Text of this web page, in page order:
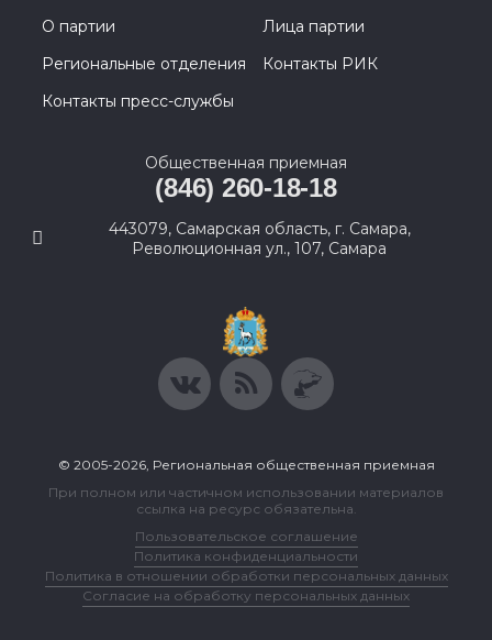
О партии
Лица партии
Региональные отделения
Контакты РИК
Контакты пресс-службы
Общественная приемная
(846) 260-18-18
443079, Самарская область, г. Самара,
Революционная ул., 107, Самара
© 2005-2026, Региональная общественная приемная
При полном или частичном использовании материалов
ссылка на ресурс обязательна.
Пользовательское соглашение
Политика конфиденциальности
Политика в отношении обработки персональных данных
Согласие на обработку персональных данных